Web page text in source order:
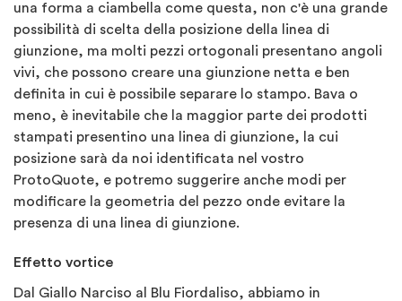
una forma a ciambella come questa, non c'è una grande
possibilità di scelta della posizione della linea di
giunzione, ma molti pezzi ortogonali presentano angoli
vivi, che possono creare una giunzione netta e ben
definita in cui è possibile separare lo stampo. Bava o
meno, è inevitabile che la maggior parte dei prodotti
stampati presentino una linea di giunzione, la cui
posizione sarà da noi identificata nel vostro
ProtoQuote, e potremo suggerire anche modi per
modificare la geometria del pezzo onde evitare la
presenza di una linea di giunzione.
Effetto vortice
Dal Giallo Narciso al Blu Fiordaliso, abbiamo in